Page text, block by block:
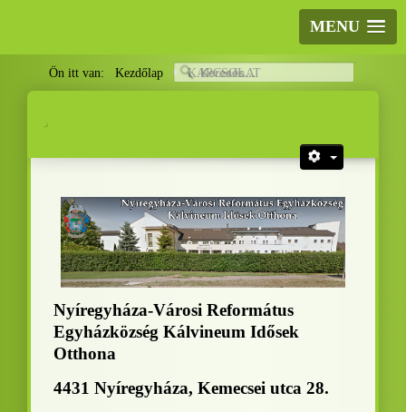
MENU
Ön itt van: Kezdőlap KAPCSOLAT
.
Nyíregyháza-Városi Református
Egyházközség Kálvineum Idősek
Otthona
4431 Nyíregyháza, Kemecsei utca 28.